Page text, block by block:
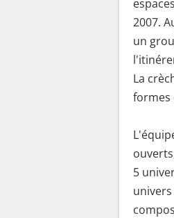
2007.
un
La
formes
5